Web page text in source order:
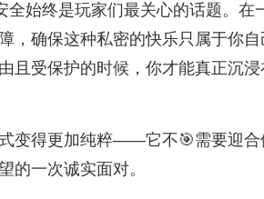
全始终是玩家们最关心的话题。
，确保这种私密的快乐只属于你
且受保护的时候，你才能真正沉浸
变得更加纯粹——它不🎯需要迎
的一次诚实面对。